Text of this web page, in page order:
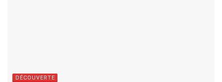
DÉCOUVERTE